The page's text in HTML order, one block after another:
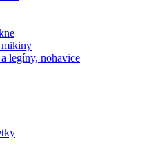
mikiny
legíny, nohavice